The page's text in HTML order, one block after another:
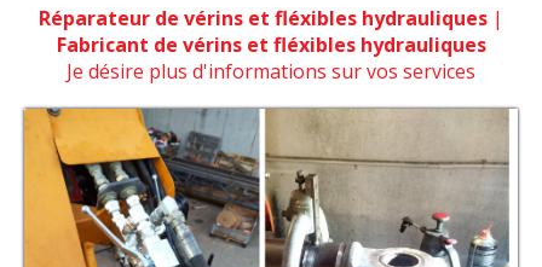
Réparateur de vérins et fléxibles hydrauliques |
Fabricant de vérins et fléxibles hydrauliques
Je désire plus d'informations sur vos services